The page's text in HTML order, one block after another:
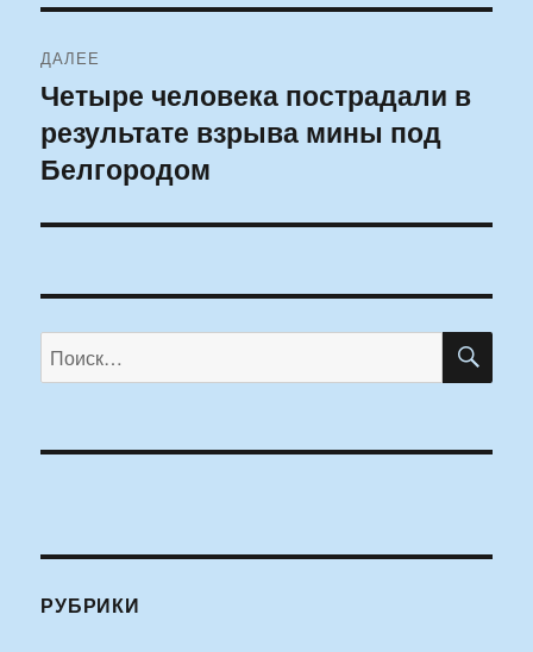
ДАЛЕЕ
Следующая
запись:
Четыре человека пострадали в
результате взрыва мины под
Белгородом
Искать:
РУБРИКИ